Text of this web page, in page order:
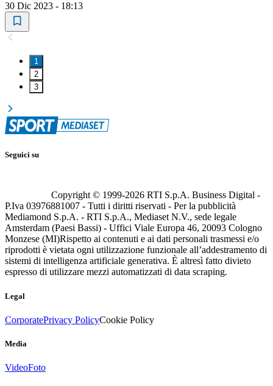
30 Dic 2023 - 18:13
1
2
3
Seguici su
Copyright © 1999-2026 RTI S.p.A. Business Digital -
P.Iva 03976881007 - Tutti i diritti riservati - Per la pubblicità
Mediamond S.p.A. - RTI S.p.A., Mediaset N.V., sede legale
Amsterdam (Paesi Bassi) - Uffici Viale Europa 46, 20093 Cologno
Monzese (MI)Rispetto ai contenuti e ai dati personali trasmessi e/o
riprodotti è vietata ogni utilizzazione funzionale all’addestramento di
sistemi di intelligenza artificiale generativa. È altresì fatto divieto
espresso di utilizzare mezzi automatizzati di data scraping.
Legal
CorporatePrivacy PolicyCookie Policy
Media
VideoFoto